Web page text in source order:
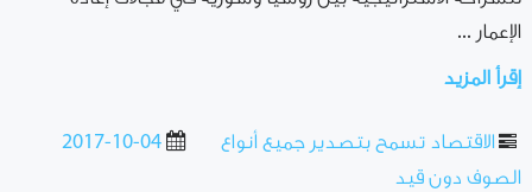
الإعمار ...
إقرأ المزيد
2017-10-04
الاقتصاد تسمح بتصدير جميع أنواع
الصوف دون قيد